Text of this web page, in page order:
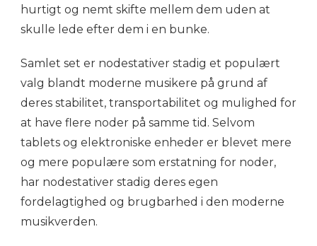
hurtigt og nemt skifte mellem dem uden at
skulle lede efter dem i en bunke.
Samlet set er nodestativer stadig et populært
valg blandt moderne musikere på grund af
deres stabilitet, transportabilitet og mulighed for
at have flere noder på samme tid. Selvom
tablets og elektroniske enheder er blevet mere
og mere populære som erstatning for noder,
har nodestativer stadig deres egen
fordelagtighed og brugbarhed i den moderne
musikverden.